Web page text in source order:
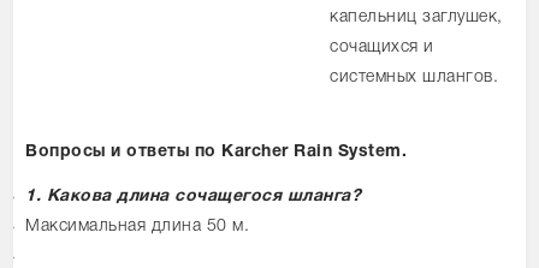
капельниц заглушек,
сочащихся и
системных шлангов.
Вопросы и ответы по Karcher Rain System.
1. Какова длина сочащегося шланга?
Максимальная длина 50 м.